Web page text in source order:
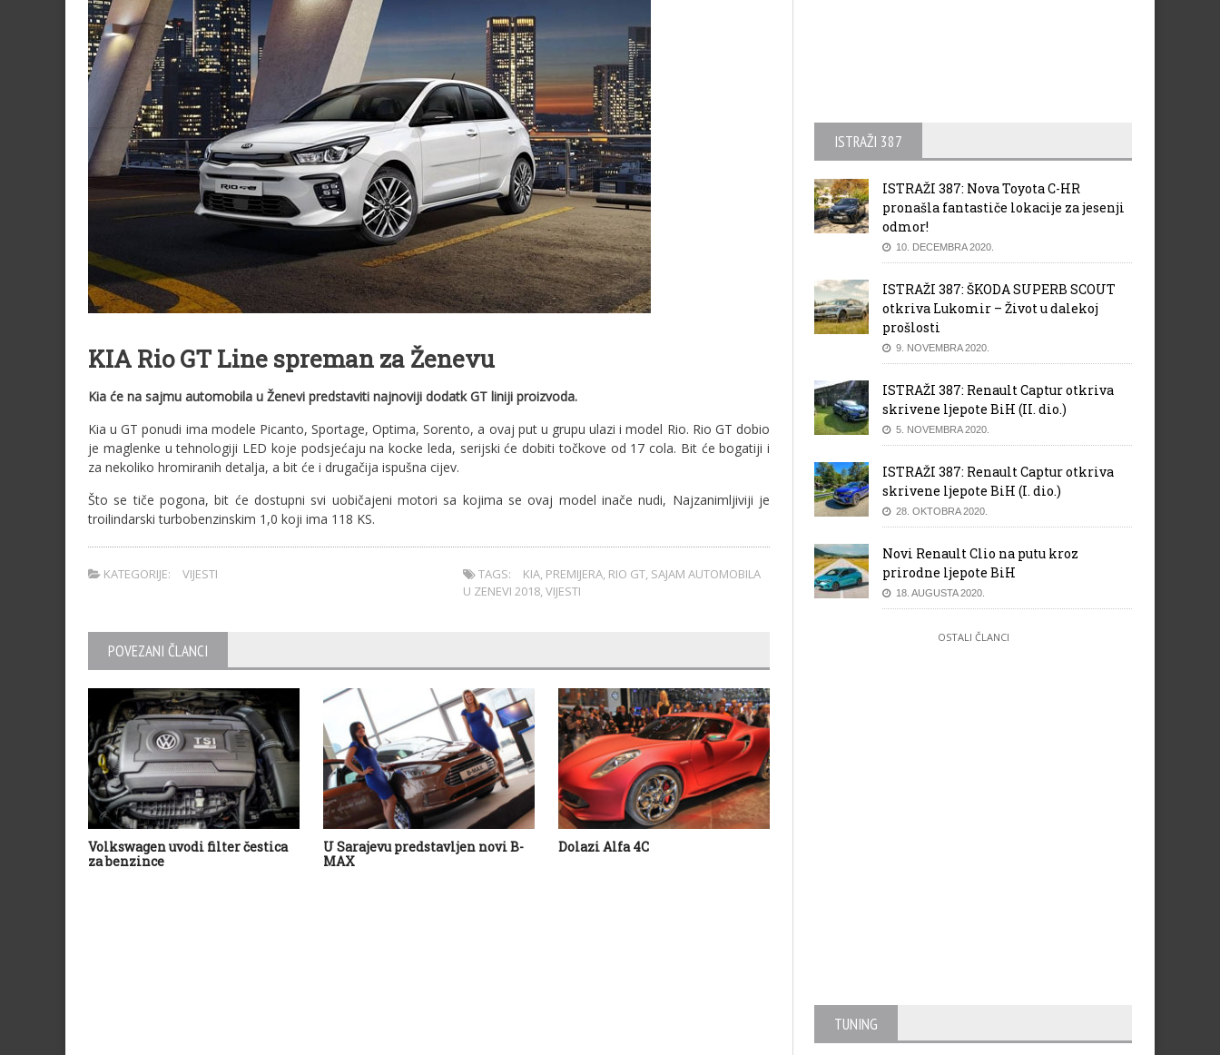
KIA Rio GT Line spreman za Ženevu
Kia će na sajmu automobila u Ženevi predstaviti najnoviji dodatk GT liniji proizvoda.
Kia u GT ponudi ima modele Picanto, Sportage, Optima, Sorento, a ovaj put u grupu ulazi i model Rio. Rio GT dobio
je maglenke u tehnologiji LED koje podsjećaju na kocke leda, serijski će dobiti točkove od 17 cola. Bit će bogatiji i
za nekoliko hromiranih detalja, a bit će i drugačija ispušna cijev.
Što se tiče pogona, bit će dostupni svi uobičajeni motori sa kojima se ovaj model inače nudi, Najzanimljiviji je
troilindarski turbobenzinskim 1,0 koji ima 118 KS.
KATEGORIJE: VIJESTI TAGS: KIA, PREMIJERA, RIO GT, SAJAM AUTOMOBILA
U ZENEVI 2018,VIJESTI
POVEZANI ČLANCI
Volkswagen uvodi filter čestica
za benzince
U Sarajevu predstavljen novi B-
MAX
Dolazi Alfa 4C
ISTRAŽI 387
ISTRAŽI 387: Nova Toyota C-HR
pronašla fantastiče lokacije za jesenji
odmor!
10. DECEMBRA 2020.
ISTRAŽI 387: ŠKODA SUPERB SCOUT
otkriva Lukomir – Život u dalekoj
prošlosti
9. NOVEMBRA 2020.
ISTRAŽI 387: Renault Captur otkriva
skrivene ljepote BiH (II. dio.)
5. NOVEMBRA 2020.
ISTRAŽI 387: Renault Captur otkriva
skrivene ljepote BiH (I. dio.)
28. OKTOBRA 2020.
Novi Renault Clio na putu kroz
prirodne ljepote BiH
18. AUGUSTA 2020.
OSTALI ČLANCI
TUNING